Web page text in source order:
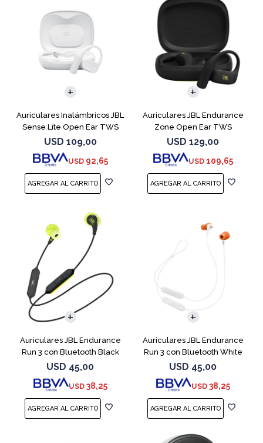
Auriculares Inalámbricos JBL
Sense Lite Open Ear TWS
Blanco
USD 109,00
USD 92,65
Auriculares JBL Endurance
Zone Open Ear TWS
Bluetooth Black
USD 129,00
USD 109,65
Auriculares JBL Endurance
Run 3 con Bluetooth Black
USD 45,00
USD 38,25
Auriculares JBL Endurance
Run 3 con Bluetooth White
USD 45,00
USD 38,25